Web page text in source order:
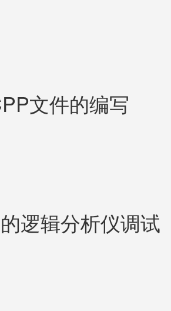
文件的编写
逻辑分析仪调试